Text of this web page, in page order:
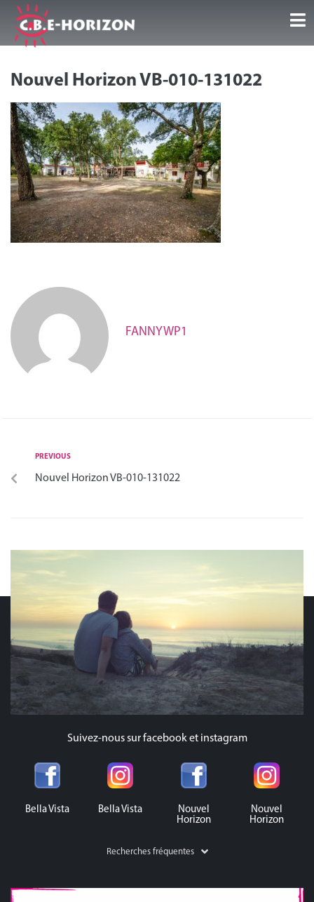
Nos Guest Center
Séjours/Activités
Infos et conseils
Galeries/Vidéos
Témoignages
Nouvel Horizon VB-010-131022
FANNYWP1
PREVIOUS
Nouvel Horizon VB-010-131022
Suivez-nous sur facebook et instagram
Bella Vista Bella Vista
Nouvel
Horizon
Nouvel
Horizon
Recherches fréquentes